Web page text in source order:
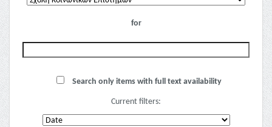
for
Search only items with full text availability
Current filters: